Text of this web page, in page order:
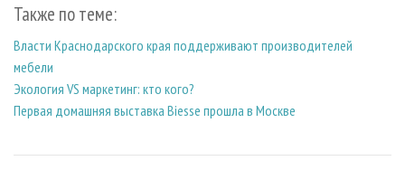
Также по теме:
Власти Краснодарского края поддерживают производителей
мебели
Экология VS маркетинг: кто кого?
Первая домашняя выставка Biesse прошла в Москве